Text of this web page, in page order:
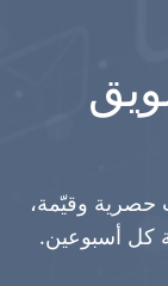
حصرية وقيّمة،
كل أسبوعين.